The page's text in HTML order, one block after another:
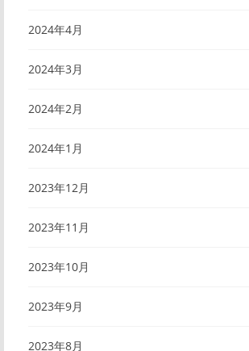
2024年4月
2024年3月
2024年2月
2024年1月
2023年12月
2023年11月
2023年10月
2023年9月
2023年8月